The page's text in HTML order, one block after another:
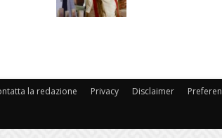
la redazione Privacy Disclaimer